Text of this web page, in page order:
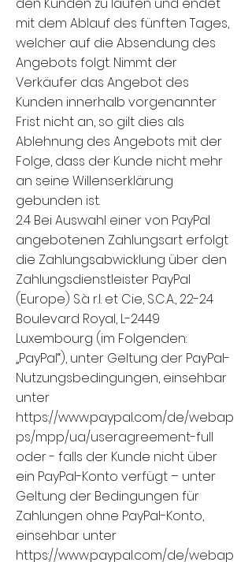
den Kunden zu laufen und endet
mit dem Ablauf des fünften Tages,
welcher auf die Absendung des
Angebots folgt. Nimmt der
Verkäufer das Angebot des
Kunden innerhalb vorgenannter
Frist nicht an, so gilt dies als
Ablehnung des Angebots mit der
Folge, dass der Kunde nicht mehr
an seine Willenserklärung
gebunden ist.
2.4 Bei Auswahl einer von PayPal
angebotenen Zahlungsart erfolgt
die Zahlungsabwicklung über den
Zahlungsdienstleister PayPal
(Europe) S.à r.l. et Cie, S.C.A., 22-24
Boulevard Royal, L-2449
Luxembourg (im Folgenden:
„PayPal“), unter Geltung der PayPal-
Nutzungsbedingungen, einsehbar
unter
https://www.paypal.com/de/webap
ps/mpp/ua/useragreement-full
oder - falls der Kunde nicht über
ein PayPal-Konto verfügt – unter
Geltung der Bedingungen für
Zahlungen ohne PayPal-Konto,
einsehbar unter
https://www.paypal.com/de/webap